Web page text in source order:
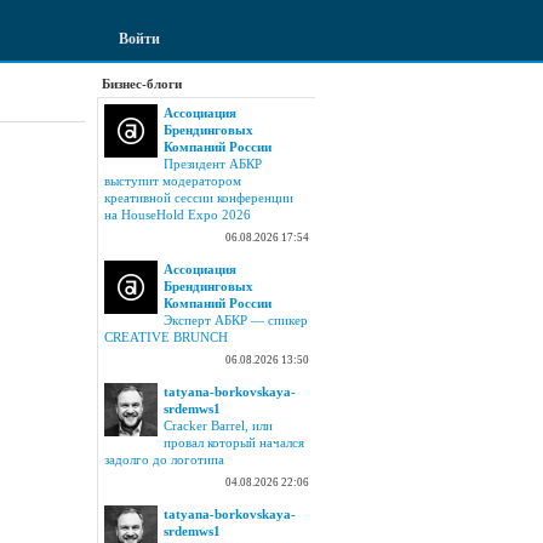
Войти
Бизнес-блоги
Ассоциация
Брендинговых
Компаний России
Президент АБКР
выступит модератором
креативной сессии конференции
на HouseHold Expo 2026
06.08.2026 17:54
Ассоциация
Брендинговых
Компаний России
Эксперт АБКР — спикер
CREATIVE BRUNCH
06.08.2026 13:50
tatyana-borkovskaya-
srdemws1
Cracker Barrel, или
провал который начался
задолго до логотипа
04.08.2026 22:06
tatyana-borkovskaya-
srdemws1